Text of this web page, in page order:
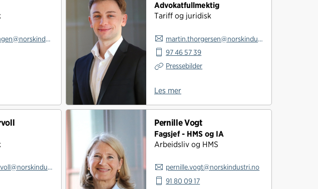
mari.indgjerdingen@norskindustri.no
Advokatfullmektig
Tariff og juridisk
martin.thorgersen@norskindustri.no
97 46 57 39
Pressebilder
Les mer
nora.kober.garvoll@norskindustri.no
Pernille Vogt
Fagsjef - HMS og IA
Arbeidsliv og HMS
pernille.vogt@norskindustri.no
91 80 09 17